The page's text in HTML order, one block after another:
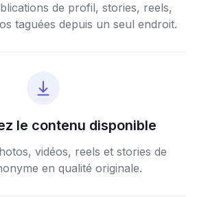
de profil, stories, reels,
taguées depuis un seul endroit.
le contenu disponible
vidéos, reels et stories de
en qualité originale.